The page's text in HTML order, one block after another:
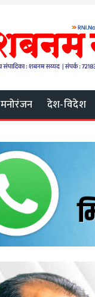
मनोरंजन देश-विदेश